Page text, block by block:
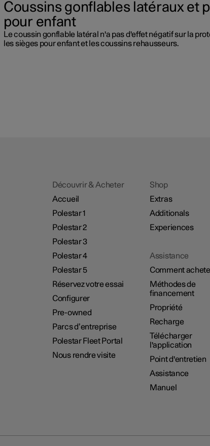
Coussins gonflables latéraux et
pour enfant
Le coussin gonflable latéral n'a pas d'effet négatif sur la
les sièges pour enfant et les coussins rehausseurs.
Découvrir & Acheter
Accueil
Polestar 1
Polestar 2
Polestar 3
Polestar 4
Polestar 5
Réservez votre essai
Configurer
Pre-owned
Parcs d’entreprise
Polestar Fleet Portal
Nous rendre visite
Shop
Extras
Additionals
Experiences
Assistance
Comment
Méthodes de
financement
Propriété
Recharge
Télécharger
l'application
Point d'entretien
Assistance
Manuel